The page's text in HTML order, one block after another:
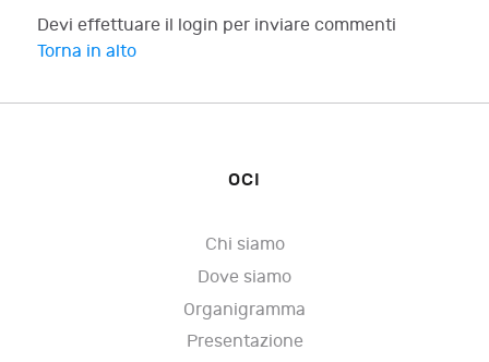
Devi effettuare il login per inviare commenti
Torna in alto
OCI
Chi siamo
Dove siamo
Organigramma
Presentazione